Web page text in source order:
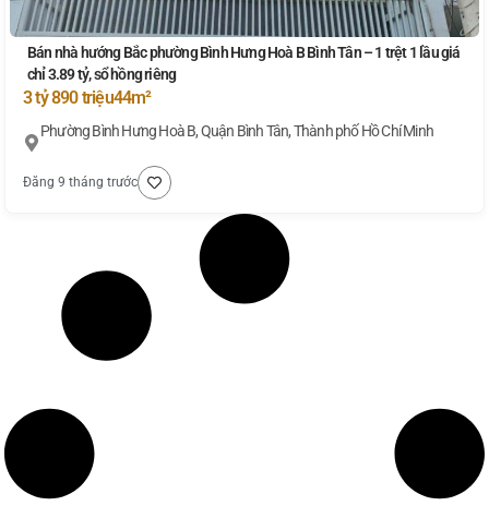
Bán nhà hướng Bắc phường Bình Hưng Hoà B Bình Tân – 1 trệt 1 lầu giá
chỉ 3.89 tỷ, sổ hồng riêng
3 tỷ 890 triệu44m²
Phường Bình Hưng Hoà B, Quận Bình Tân, Thành phố Hồ Chí Minh
Đăng 9 tháng trước